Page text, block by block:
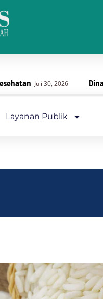
Dinas Kesehatan Sulteng
Layanan Publik